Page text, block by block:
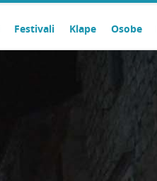
Festivali Klape Osobe